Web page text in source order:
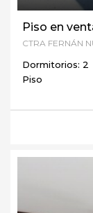
Dormitorios: 2
Piso